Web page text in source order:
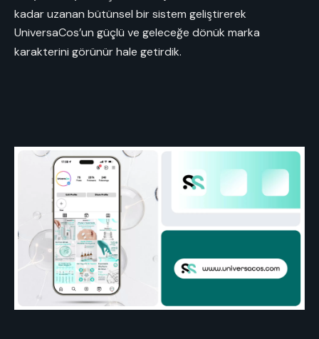
UniversaCos’un güçlü ve geleceğe dönük marka
karakterini görünür hale getirdik.